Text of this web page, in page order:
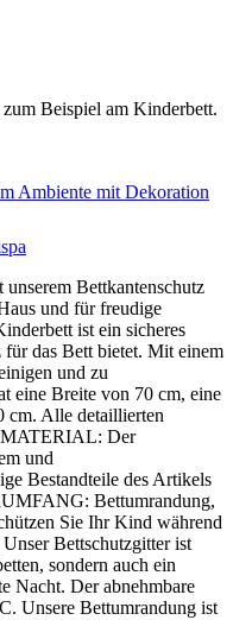
Beispiel am Kinderbett.
Bettkantenschutz
und für freudige
ist ein sicheres
für das Bett bietet. Mit einem
und zu
eine Breite von 70 cm, eine
cm. Alle detaillierten
Der
und
Bestandteile des Artikels
Bettumrandung,
Sie Ihr Kind während
Bettschutzgitter ist
sondern auch ein
Nacht. Der abnehmbare
Unsere Bettumrandung ist